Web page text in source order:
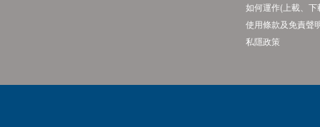
如何運作(上載、下
使用條款及免責聲
私隱政策